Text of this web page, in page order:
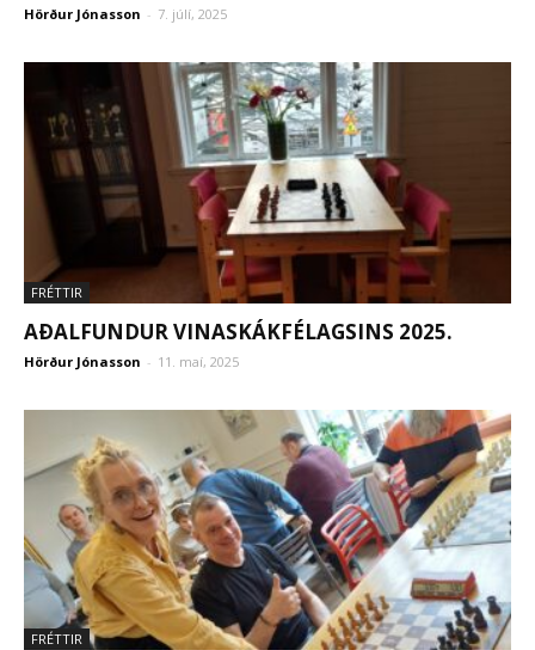
Hörður Jónasson - 7. júlí, 2025
FRÉTTIR
AÐALFUNDUR VINASKÁKFÉLAGSINS 2025.
Hörður Jónasson - 11. maí, 2025
FRÉTTIR